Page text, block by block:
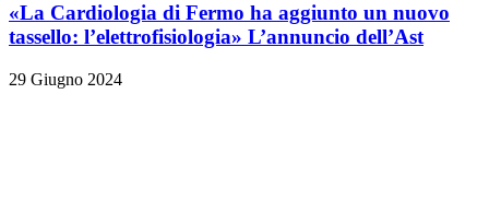
«La Cardiologia di Fermo ha aggiunto un nuovo
tassello: l’elettrofisiologia» L’annuncio dell’Ast
29 Giugno 2024